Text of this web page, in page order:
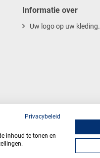
Informatie over
Uw logo op uw kleding.
Webdesign
Privacybeleid
inhoud te tonen en